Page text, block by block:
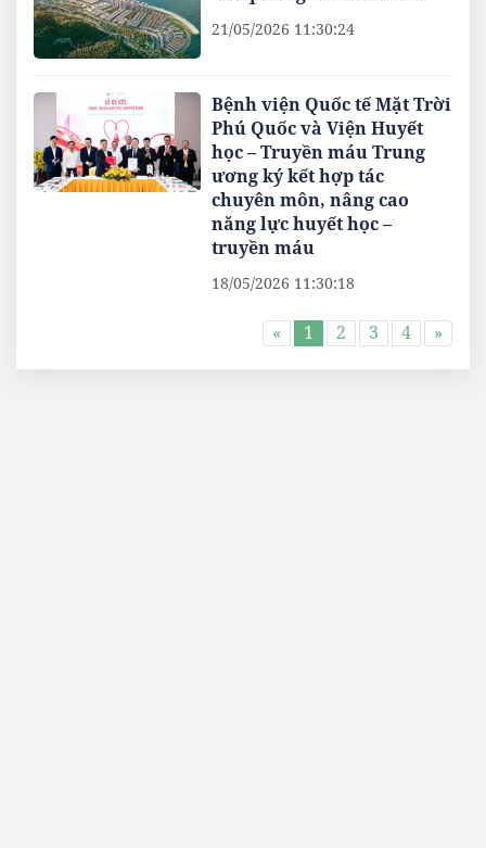
21/05/2026 11:30:24
Bệnh viện Quốc tế Mặt Trời
Phú Quốc và Viện Huyết
học – Truyền máu Trung
ương ký kết hợp tác
chuyên môn, nâng cao
năng lực huyết học –
truyền máu
18/05/2026 11:30:18
« 1 2 3 4 »